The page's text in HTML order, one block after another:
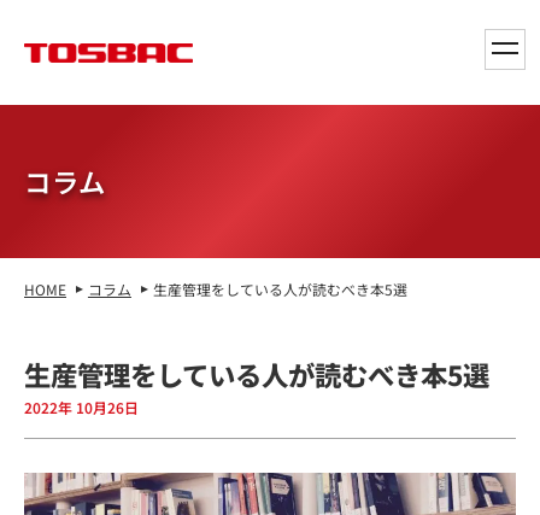
toggle
コラム
HOME コラム 生産管理をしている人が読むべき本5選
生産管理をしている人が読むべき本5選
2022年 10月26日